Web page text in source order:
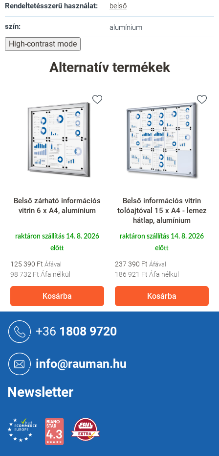
Rendeltetésszerű használat: belső
szín: alumínium
High-contrast mode
Alternatív termékek
Belső zárható információs
vitrin 6 x A4, alumínium
raktáron szállítás 14. 8. 2026
előtt
125 390 Ft
98 732 Ft Áfa nélkül
Kosárba
Belső információs vitrin
tolóajtóval 15 x A4 - lemez
hátlap, alumínium
raktáron szállítás 14. 8. 2026
előtt
237 390 Ft
186 921 Ft Áfa nélkül
Kosárba
+36 1808 9720
info@rauman.hu
Newsletter